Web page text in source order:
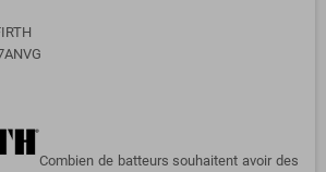
Combien de batteurs souhaitent avoir des